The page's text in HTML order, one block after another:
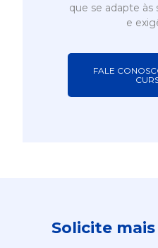
que se adapte às
e
FALE
Solicite